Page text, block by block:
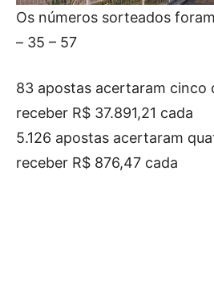
Os números sorteados
– 35 – 57
83 apostas acertaram cinco
receber R$ 37.891,21 cada
5.126 apostas acertaram
receber R$ 876,47 cada